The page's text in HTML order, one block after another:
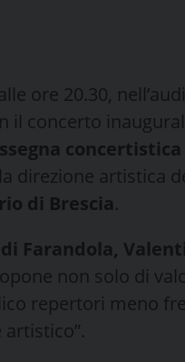
ore 20.30,
il concerto
concertistica
direzione artistica
di Brescia.
Farandola,
non solo di
repertori meno